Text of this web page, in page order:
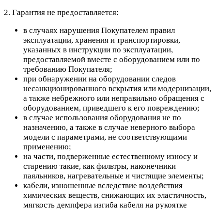
2. Гарантия не предоставляется:
в случаях нарушения Покупателем правил
эксплуатации, хранения и транспортировки,
указанных в инструкции по эксплуатации,
предоставляемой вместе с оборудованием или по
требованию Покупателя;
при обнаружении на оборудовании следов
несанкционированного вскрытия или модернизации,
а также небрежного или неправильно обращения с
оборудованием, приведшего к его повреждению;
в случае использования оборудования не по
назначению, а также в случае неверного выбора
модели с параметрами, не соответствующими
применению;
на части, подверженные естественному износу и
старению такие, как фильтры, наконечники
паяльников, нагревательные и чистящие элементы;
кабели, изношенные вследствие воздействия
химических веществ, снижающих их эластичность,
мягкость демпфера изгиба кабеля на рукоятке